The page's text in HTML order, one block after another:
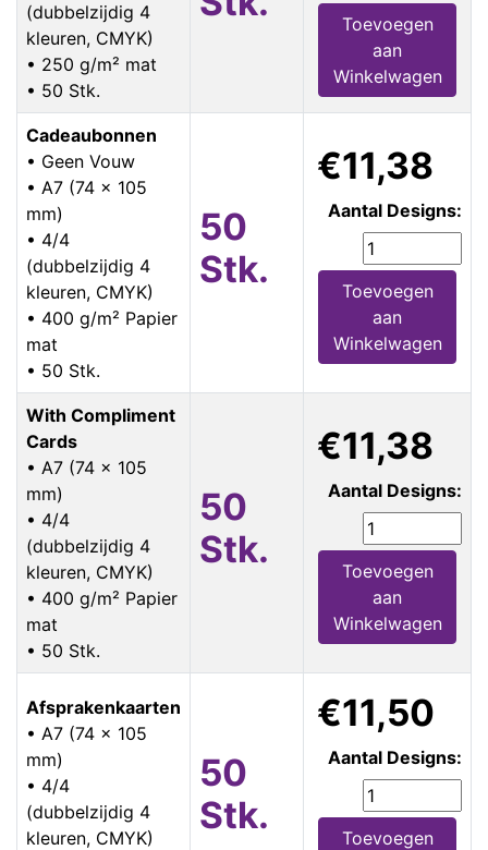
(dubbelzijdig 4
kleuren, CMYK)
• 250 g/m² mat
• 50 Stk.
Toevoegen
aan
Winkelwagen
Cadeaubonnen
• Geen Vouw
• A7 (74 x 105
mm)
• 4/4
(dubbelzijdig 4
kleuren, CMYK)
• 400 g/m² Papier
mat
• 50 Stk.
50
Stk.
€11,38
Aantal Designs:
Toevoegen
aan
Winkelwagen
With Compliment
Cards
• A7 (74 x 105
mm)
• 4/4
(dubbelzijdig 4
kleuren, CMYK)
• 400 g/m² Papier
mat
• 50 Stk.
50
Stk.
€11,38
Aantal Designs:
Toevoegen
aan
Winkelwagen
Afsprakenkaarten
• A7 (74 x 105
mm)
• 4/4
(dubbelzijdig 4
kleuren, CMYK)
50
Stk.
€11,50
Aantal Designs:
Toevoegen